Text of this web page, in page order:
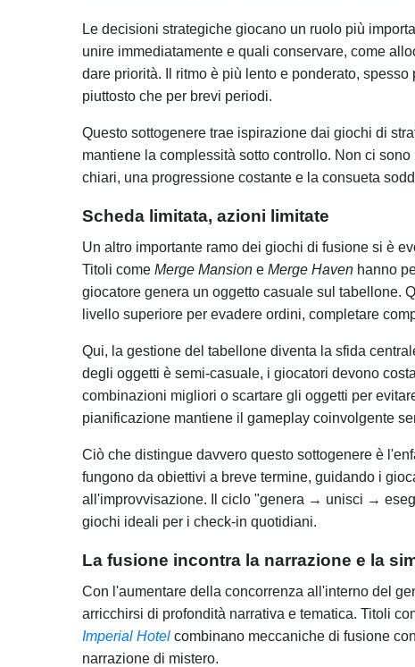
Le decisioni strategiche giocano un ruolo più
unire immediatamente e quali conservare, come
dare priorità. Il ritmo è più lento e ponderato,
piuttosto che per brevi periodi.
Questo sottogenere trae ispirazione dai giochi di
mantiene la complessità sotto controllo. Non ci
chiari, una progressione costante e la consueta
Scheda limitata, azioni limitate
Un altro importante ramo dei giochi di fusione si è
Titoli come Merge Mansion e Merge Haven hanno
giocatore genera un oggetto casuale sul tabellone.
livello superiore per evadere ordini, completare
Qui, la gestione del tabellone diventa la sfida
degli oggetti è semi-casuale, i giocatori devono
combinazioni migliori o scartare gli oggetti per
pianificazione mantiene il gameplay coinvolgente
Ciò che distingue davvero questo sottogenere è
fungono da obiettivi a breve termine, guidando i
all'improvvisazione. Il ciclo "genera → unisci →
giochi ideali per i check-in quotidiani.
La fusione incontra la narrazione e la
Con l'aumentare della concorrenza all'interno del
arricchirsi di profondità narrativa e tematica. Titoli
Imperial Hotel combinano meccaniche di fusione
narrazione di mistero.